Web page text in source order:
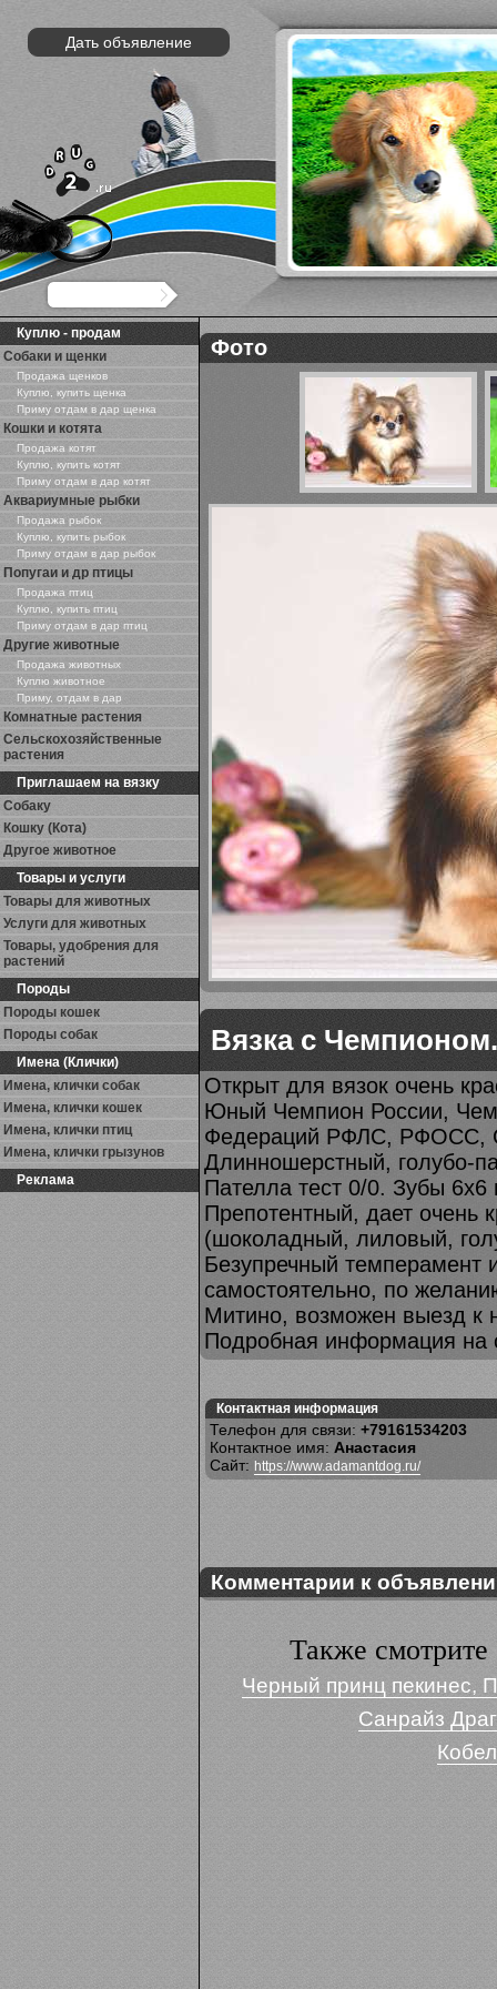
Дать объявление
Фото
Вязка с
Открыт для вязок очень
Юный Чемпион России,
Федераций РФЛС,
Длинношерстный, голубо-
Пателла тест 0/0. Зубы 6х6
Препотентный, дает очень
(шоколадный, лиловый,
Безупречный темперамент
самостоятельно, по
Митино, возможен выезд к
Подробная информация на
Контактная информация
Телефон для связи: +79161534203
Контактное имя: Анастасия
Сайт: https://www.adamantdog.ru/
Комментарии к
Также смотрите
Черный принц пекинес,
Санрайз
Куплю - продам
Собаки и щенки
Продажа щенков
Куплю, купить щенка
Приму отдам в дар щенка
Кошки и котята
Продажа котят
Куплю, купить котят
Приму отдам в дар котят
Аквариумные рыбки
Продажа рыбок
Куплю, купить рыбок
Приму отдам в дар рыбок
Попугаи и др птицы
Продажа птиц
Куплю, купить птиц
Приму отдам в дар птиц
Другие животные
Продажа животных
Куплю животное
Приму, отдам в дар
Комнатные растения
Сельскохозяйственные
растения
Приглашаем на вязку
Собаку
Кошку (Кота)
Другое животное
Товары и услуги
Товары для животных
Услуги для животных
Товары, удобрения для
растений
Породы
Породы кошек
Породы собак
Имена (Клички)
Имена, клички собак
Имена, клички кошек
Имена, клички птиц
Имена, клички грызунов
Реклама